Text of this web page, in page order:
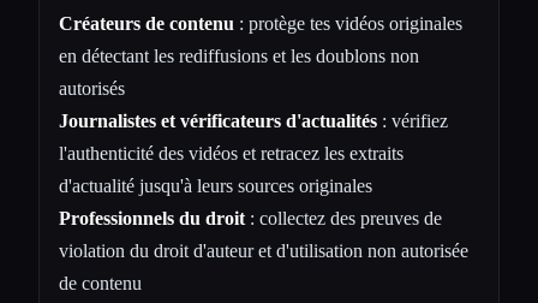
Créateurs de contenu : protège tes vidéos originales
en détectant les rediffusions et les doublons non
autorisés
Journalistes et vérificateurs d'actualités : vérifiez
l'authenticité des vidéos et retracez les extraits
d'actualité jusqu'à leurs sources originales
Professionnels du droit : collectez des preuves de
violation du droit d'auteur et d'utilisation non autorisée
de contenu